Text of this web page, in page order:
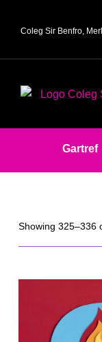
Coleg Sir Benfro,
Gartref
Showing 325–336